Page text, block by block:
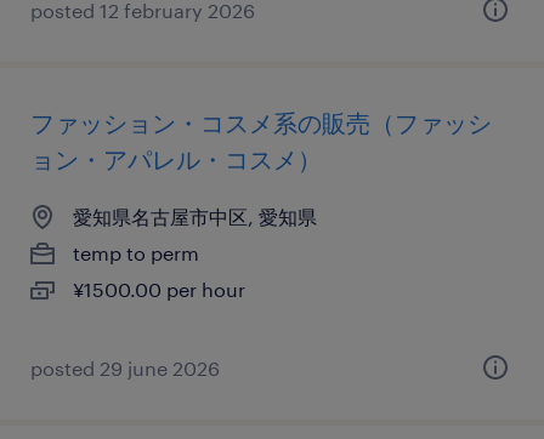
posted 12 february 2026
ファッション・コスメ系の販売（ファッシ
ョン・アパレル・コスメ）
愛知県名古屋市中区, 愛知県
temp to perm
¥1500.00 per hour
posted 29 june 2026